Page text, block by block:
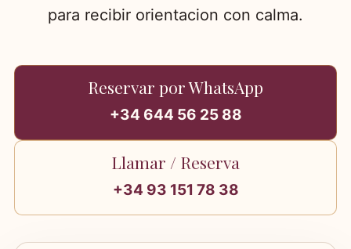
para recibir orientacion con calma.
Reservar por WhatsApp
+34 644 56 25 88
Llamar / Reserva
+34 93 151 78 38